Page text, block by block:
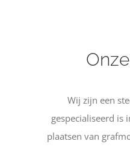
Wij zijn een
gespecialiseerd is
plaatsen van